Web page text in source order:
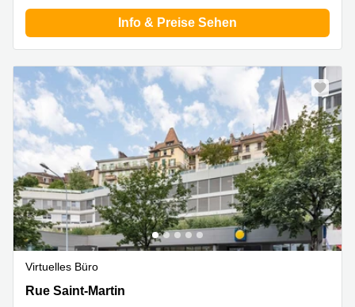
Info & Preise Sehen
Virtuelles Büro
Rue Saint-Martin 7,3. Stock, Lausanne
Rue Saint-Martin